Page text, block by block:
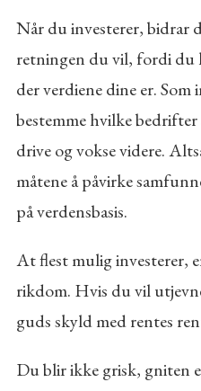
Når du investerer, bidrar
retningen du vil, fordi du
der verdiene dine er. Som
bestemme hvilke
drive og vokse videre.
måtene å påvirke
på verdensbasis.
At flest mulig investerer,
rikdom. Hvis du vil
guds skyld med rentes
Du blir ikke grisk, gniten